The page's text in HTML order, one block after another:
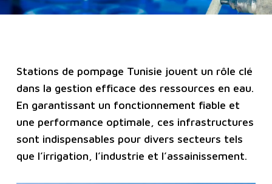
Stations de pompage Tunisie jouent un rôle clé
dans la gestion efficace des ressources en eau.
En garantissant un fonctionnement fiable et
une performance optimale, ces infrastructures
sont indispensables pour divers secteurs tels
que l’irrigation, l’industrie et l’assainissement.